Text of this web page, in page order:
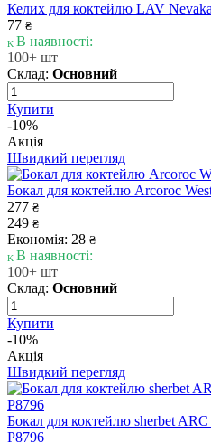
Келих для коктейлю LAV
77 ₴
В наявності:
100+ шт
Склад: Основний
Купити
-10%
Акція
Швидкий перегляд
Бокал для коктейлю Arcoroc
277 ₴
249 ₴
Економія: 28 ₴
В наявності:
100+ шт
Склад: Основний
Купити
-10%
Акція
Швидкий перегляд
Бокал для коктейлю sherbet
P8796